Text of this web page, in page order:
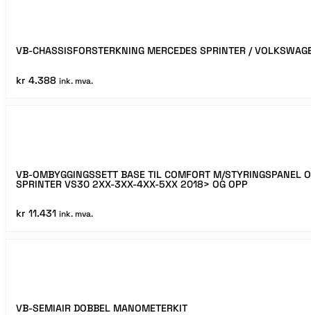
4X4
2018>
OG
VB-CHASSISFORSTERKNING MERCEDES SPRINTER /
kr 4.388 ink. mva.
VB-OMBYGGINGSSETT BASE TIL COMFORT M/STYRINGSPANEL
SPRINTER VS30 2XX-3XX-4XX-5XX 2018> OG OPP
kr 11.431 ink. mva.
VB-SEMIAIR DOBBEL MANOMETERKIT